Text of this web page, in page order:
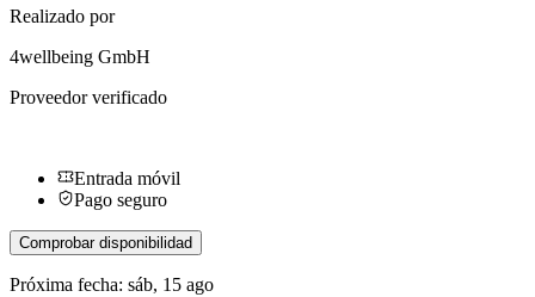
Realizado por
4wellbeing GmbH
Proveedor verificado
Entrada móvil
Pago seguro
Comprobar disponibilidad
Próxima fecha: sáb, 15 ago